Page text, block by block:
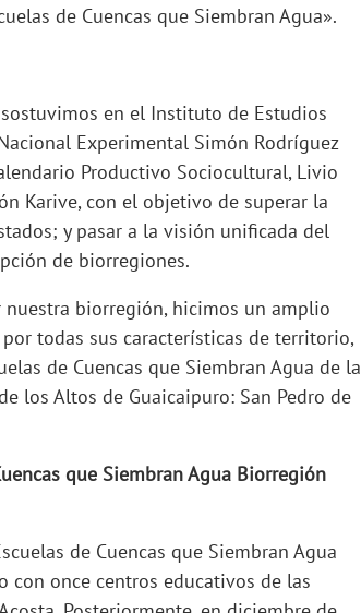
de Cuencas que Siembran Agua».
en el Instituto de Estudios
Experimental Simón Rodríguez
Productivo Sociocultural, Livio
Karive, con el objetivo de superar la
y pasar a la visión unificada del
de biorregiones.
nuestra biorregión, hicimos un amplio
todas sus características de territorio,
de Cuencas que Siembran Agua de la
los Altos de Guaicaipuro: San Pedro de
que Siembran Agua Biorregión
de Cuencas que Siembran Agua
con once centros educativos de las